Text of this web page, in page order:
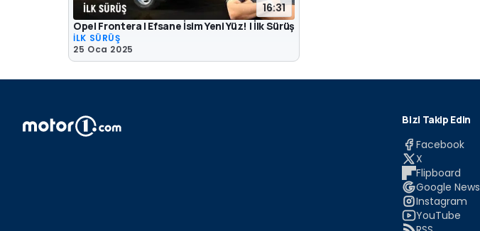
16:31
Opel Frontera | Efsane İsim Yeni Yüz! | İlk Sürüş
İLK SÜRÜŞ
25 Oca 2025
Bizi Takip Edin
Facebook
X
Flipboard
Google News
Instagram
YouTube